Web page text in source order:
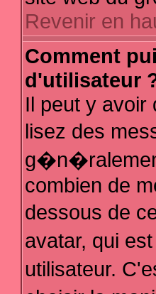
Revenir en
Comment
d'utilisateur
Il peut y avoir
lisez des
combien de
dessous de
avatar, qui
utilisateur.